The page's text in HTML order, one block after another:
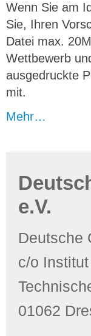
Wenn Sie am
Sie, Ihren
Datei max.
Wettbewerb
ausgedruckte
mit.
Mehr…
e.V.
Deutsche
c/o
01062